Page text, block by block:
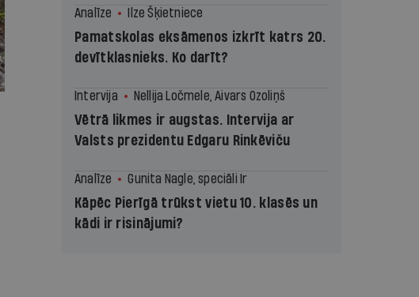
Analīze Ilze Šķietniece
Pamatskolas eksāmenos izkrīt katrs 20.
devītklasnieks. Ko darīt?
Intervija Nellija Ločmele, Aivars Ozoliņš
Vētrā likmes ir augstas. Intervija ar
Valsts prezidentu Edgaru Rinkēviču
Analīze Gunita Nagle, speciāli Ir
Kāpēc Pierīgā trūkst vietu 10. klasēs un
kādi ir risinājumi?